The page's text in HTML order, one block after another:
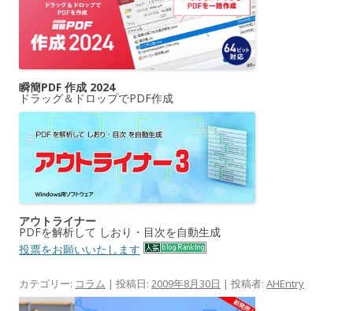
瞬簡PDF 作成 2024
ドラッグ＆ドロップでPDF作成
アウトライナー
PDFを解析して しおり・目次を自動生成
投票をお願いいたします
カテゴリー: コラム | 投稿日: 2009年8月30日 | 投稿者: AHEntry